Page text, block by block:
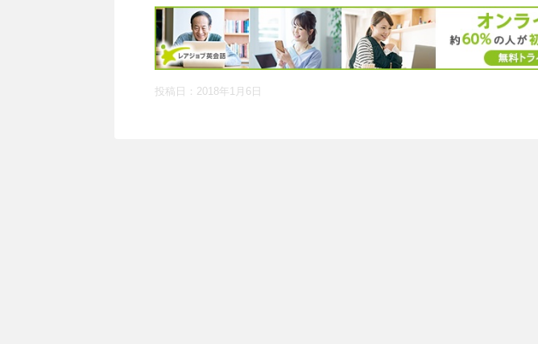
投稿日： 2018年1月6日